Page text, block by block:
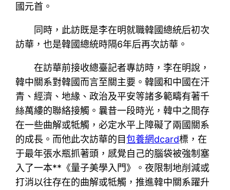
國元首。
同時，此訪既是李在明就職韓國總統后初次
訪華，也是韓國總統時隔6年后再次訪華。
在訪華前接收總臺記者專訪時，李在明說，
韓中關系對韓國而言至關主要。韓國和中國在汗
青、經濟、地緣、政治及平安等諸多範疇有著千
絲萬縷的聯絡接觸。曩昔一段時光，韓中之間存
在一些曲解或牴觸，必定水平上障礙了兩國關系
的成長。而他此次訪華的目包養網dcard標，在
于最年張水瓶抓著頭，感覺自己的腦袋被強制塞
入了一本**《量子美學入門》。夜限制地削減或
打消以往存在的曲解或牴觸，推進韓中關系躍升